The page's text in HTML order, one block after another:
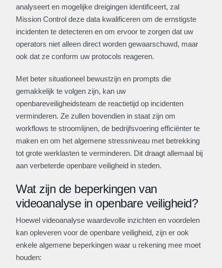
analyseert en mogelijke dreigingen identificeert, zal
Mission Control deze data kwalificeren om de ernstigste
incidenten te detecteren en om ervoor te zorgen dat uw
operators niet alleen direct worden gewaarschuwd, maar
ook dat ze conform uw protocols reageren.
Met beter situationeel bewustzijn en prompts die
gemakkelijk te volgen zijn, kan uw
openbareveiligheidsteam de reactietijd op incidenten
verminderen. Ze zullen bovendien in staat zijn om
workflows te stroomlijnen, de bedrijfsvoering efficiënter te
maken en om het algemene stressniveau met betrekking
tot grote werklasten te verminderen. Dit draagt allemaal bij
aan verbeterde openbare veiligheid in steden.
Wat zijn de beperkingen van
videoanalyse in openbare veiligheid?
Hoewel videoanalyse waardevolle inzichten en voordelen
kan opleveren voor de openbare veiligheid, zijn er ook
enkele algemene beperkingen waar u rekening mee moet
houden: